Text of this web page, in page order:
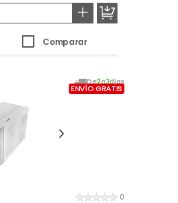
+
Comparar
De2a3días
ENVÍO GRATIS
0